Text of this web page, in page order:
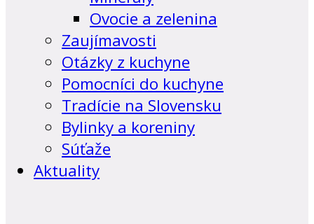
Ovocie a zelenina
Zaujímavosti
Otázky z kuchyne
Pomocníci do kuchyne
Tradície na Slovensku
Bylinky a koreniny
Súťaže
Aktuality